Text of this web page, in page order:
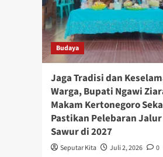
Bersih
dengan
Pagelaran
Wayang
“Semar
Bangun
Khayangan”
Budaya
Jaga Tradisi dan
Warga, Bupati Ngawi
Makam Kertonegoro
Pastikan Pelebaran Jalur
Sawur di 2027
Seputar Kita Juli 2, 2026
0